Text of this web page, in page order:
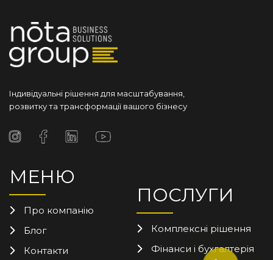
Індивідуальні рішення для масштабування,
розвитку та трансформації вашого бізнесу
МЕНЮ
Про компанію
Блог
Контакти
ПОСЛУГИ
Комплексні рішення
Фінанси і бухгалтерія